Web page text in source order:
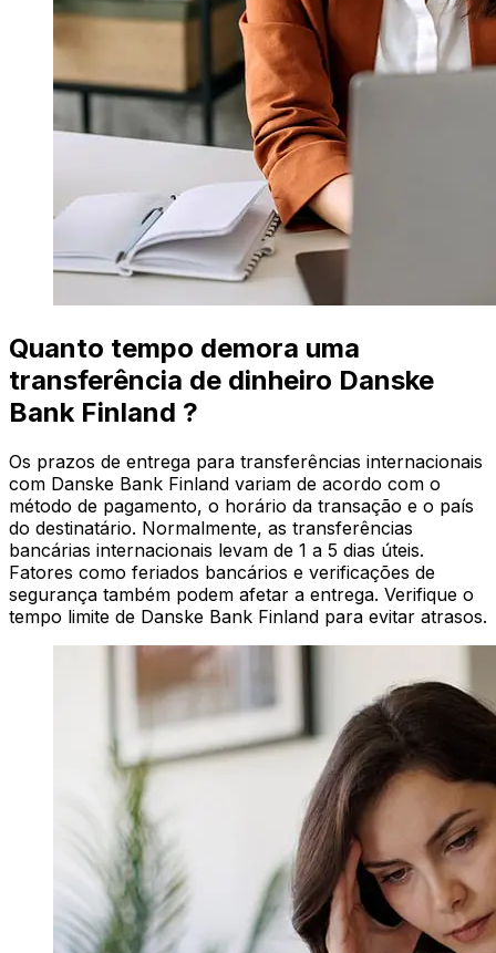
Quanto tempo demora uma
transferência de dinheiro Danske
Bank Finland ?
Os prazos de entrega para transferências internacionais
com Danske Bank Finland variam de acordo com o
método de pagamento, o horário da transação e o país
do destinatário. Normalmente, as transferências
bancárias internacionais levam de 1 a 5 dias úteis.
Fatores como feriados bancários e verificações de
segurança também podem afetar a entrega. Verifique o
tempo limite de Danske Bank Finland para evitar atrasos.